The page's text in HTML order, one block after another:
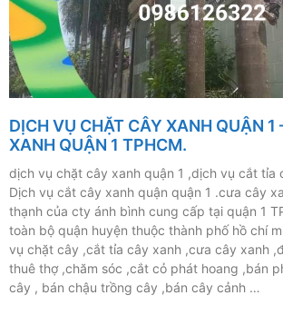
DỊCH VỤ CHẶT CÂY XANH QUẬN 1
XANH QUẬN 1 TPHCM.
dịch vụ chặt cây xanh quận 1 ,dịch vụ cắt tỉa
Dịch vụ cắt cây xanh quận quận 1 .cưa cây
thạnh của cty ánh bình cung cấp tại quận 1
toàn bộ quận huyện thuộc thành phố hồ chí
vụ chặt cây ,cắt tỉa cây xanh ,cưa cây xanh
thuê thợ ,chăm sóc ,cắt cỏ phát hoang ,bán
cây , bán chậu trồng cây ,bán cây cảnh …